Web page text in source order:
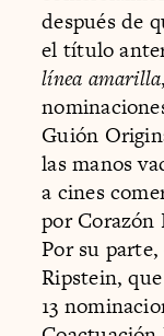
después de
el título
línea amarilla
Guión
las manos
a cines
por Corazón
Por su parte,
Ripstein,
13